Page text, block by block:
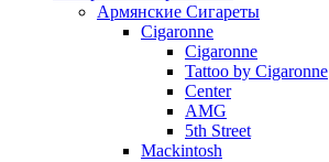
Армянские Сигареты
Cigaronne
Cigaronne
Tattoo by Cigaronne
Center
AMG
5th Street
Mackintosh